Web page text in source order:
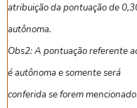
atribuição da pontuação de
autônoma.
Obs2: A pontuação referente
é autônoma e somente será
conferida se forem